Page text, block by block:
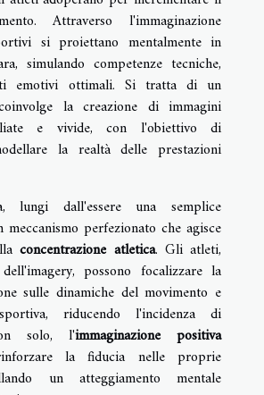
Attraverso l'immaginazione
si proiettano mentalmente in
simulando competenze tecniche,
emotivi ottimali. Si tratta di un
la creazione di immagini
e vivide, con l'obiettivo di
la realtà delle prestazioni
lungi dall'essere una semplice
perfezionato che agisce
concentrazione atletica. Gli atleti,
possono focalizzare la
sulle dinamiche del movimento e
riducendo l'incidenza di
solo, l'immaginazione positiva
la fiducia nelle proprie
un atteggiamento mentale